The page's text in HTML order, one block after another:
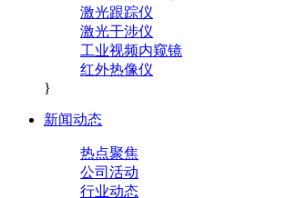
激光跟踪仪
激光干涉仪
工业视频内窥镜
红外热像仪
}
新闻动态
热点聚焦
公司活动
行业动态